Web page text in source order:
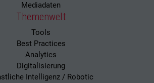
Mediadaten
Themenwelt
Tools
Best Practices
Analytics
Digitalisierung
Intelligenz / Robotic